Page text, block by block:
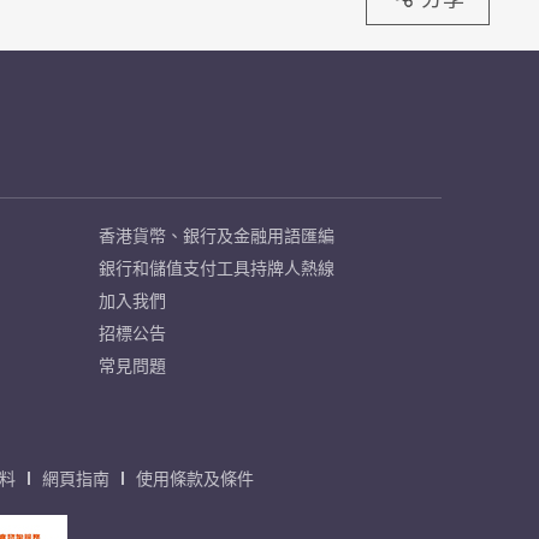
香港貨幣、銀行及金融用語匯編
銀行和儲值支付工具持牌人熱線
加入我們
招標公告
常見問題
網頁指南 使用條款及條件